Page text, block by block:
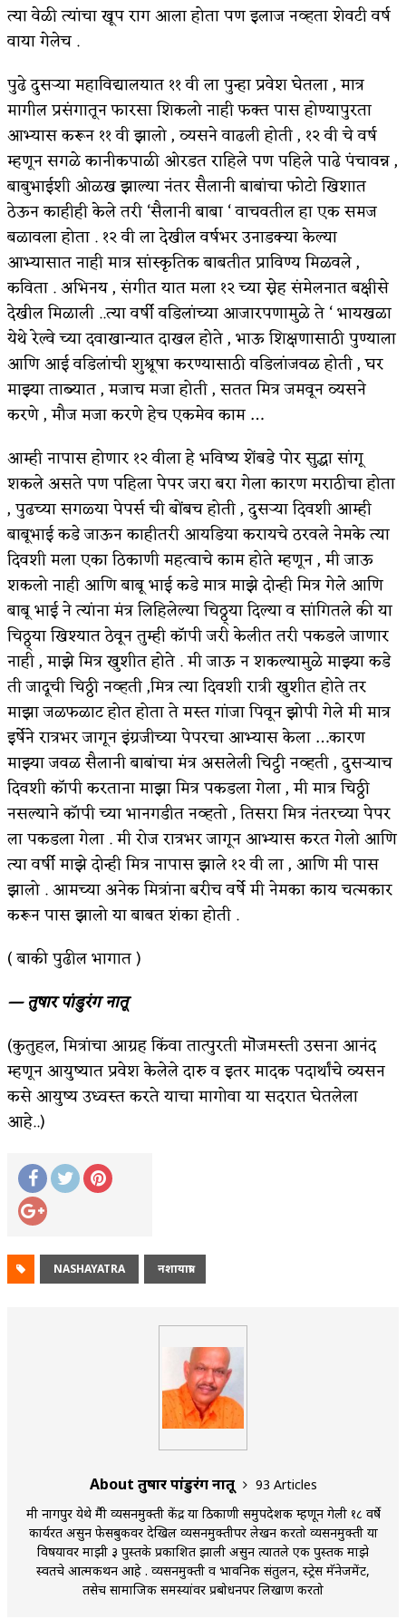
अपूर्ण कथा
त्या वेळी त्यांचा खूप राग आला होता पण इलाज नव्हता शेवटी वर्ष
वाया गेलेच .
पुढे दुसऱ्या महाविद्यालयात ११ वी ला पुन्हा प्रवेश घेतला , मात्र
मागील प्रसंगातून फारसा शिकलो नाही फक्त पास होण्यापुरता
आभ्यास करून ११ वी झालो , व्यसने वाढली होती , १२ वी चे वर्ष
म्हणून सगळे कानीकपाळी ओरडत राहिले पण पहिले पाढे पंचावन्न ,
बाबुभाईशी ओळख झाल्या नंतर सैलानी बाबांचा फोटो खिशात
ठेऊन काहीही केले तरी ‘सैलानी बाबा ‘ वाचवतील हा एक समज
बळावला होता . १२ वी ला देखील वर्षभर उनाडक्या केल्या
आभ्यासात नाही मात्र सांस्कृतिक बाबतीत प्राविण्य मिळवले ,
कविता . अभिनय , संगीत यात मला १२ च्या स्नेह संमेलनात बक्षीसे
देखील मिळाली ..त्या वर्षी वडिलांच्या आजारपणामुळे ते ‘ भायखळा
येथे रेल्वे च्या दवाखान्यात दाखल होते , भाऊ शिक्षणासाठी पुण्याला
आणि आई वडिलांची शुश्रूषा करण्यासाठी वडिलांजवळ होती , घर
माझ्या ताब्यात , मजाच मजा होती , सतत मित्र जमवून व्यसने
करणे , मौज मजा करणे हेच एकमेव काम …
आम्ही नापास होणार १२ वीला हे भविष्य शेंबडे पोर सुद्धा सांगू
शकले असते पण पहिला पेपर जरा बरा गेला कारण मराठीचा होता
, पुढच्या सगळ्या पेपर्स ची बोंबच होती , दुसऱ्या दिवशी आम्ही
बाबूभाई कडे जाऊन काहीतरी आयडिया करायचे ठरवले नेमके त्या
दिवशी मला एका ठिकाणी महत्वाचे काम होते म्हणून , मी जाऊ
शकलो नाही आणि बाबू भाई कडे मात्र माझे दोन्ही मित्र गेले आणि
बाबू भाई ने त्यांना मंत्र लिहिलेल्या चिठ्ठ्या दिल्या व सांगितले की या
चिठ्ठ्या खिश्यात ठेवून तुम्ही कॉपी जरी केलीत तरी पकडले जाणार
नाही , माझे मित्र खुशीत होते . मी जाऊ न शकल्यामुळे माझ्या कडे
ती जादूची चिठ्ठी नव्हती ,मित्र त्या दिवशी रात्री खुशीत होते तर
माझा जळफळाट होत होता ते मस्त गांजा पिवून झोपी गेले मी मात्र
इर्षेने रात्रभर जागून इंग्रजीच्या पेपरचा आभ्यास केला …कारण
माझ्या जवळ सैलानी बाबांचा मंत्र असलेली चिट्ठी नव्हती , दुसऱ्याच
दिवशी कॉपी करताना माझा मित्र पकडला गेला , मी मात्र चिठ्ठी
नसल्याने कॉपी च्या भानगडीत नव्हतो , तिसरा मित्र नंतरच्या पेपर
ला पकडला गेला . मी रोज रात्रभर जागून आभ्यास करत गेलो आणि
त्या वर्षी माझे दोन्ही मित्र नापास झाले १२ वी ला , आणि मी पास
झालो . आमच्या अनेक मित्रांना बरीच वर्षे मी नेमका काय चत्मकार
करून पास झालो या बाबत शंका होती .
( बाकी पुढील भागात )
— तुषार पांडुरंग नातू
(कुतुहल, मित्रांचा आग्रह किंवा तात्पुरती मॊजमस्ती उसना आनंद
म्हणून आयुष्यात प्रवेश केलेले दारु व इतर मादक पदार्थांचे व्यसन
कसे आयुष्य उध्वस्त करते याचा मागोवा या सदरात घेतलेला
आहे..)
NASHAYATRA नशायात्रा
About तुषार पांडुरंग नातू
93 Articles
मी नागपुर येथे मैत्री व्यसनमुक्ती केंद्र या ठिकाणी समुपदेशक म्हणून गेली १८ वर्षे
कार्यरत असुन फेसबुकवर देखिल व्यसनमुक्तीपर लेखन करतो व्यसनमुक्ती या
विषयावर माझी ३ पुस्तके प्रकाशित झाली असुन त्यातले एक पुस्तक माझे
स्वतचे आत्मकथन आहे . व्यसनमुक्ती व भावनिक संतुलन, स्ट्रेस मॅनेजमेंट,
तसेच सामाजिक समस्यांवर प्रबोधनपर लिखाण करतो